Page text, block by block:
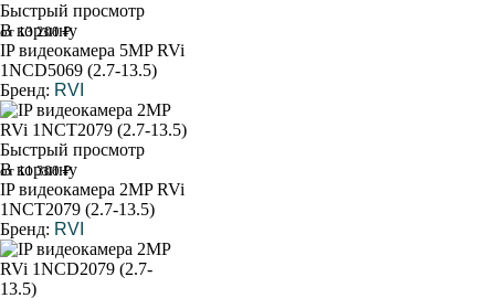
Быстрый просмотр
В корзину
от 13 200 ₽
IP видеокамера 5MP RVi
1NCD5069 (2.7-13.5)
Бренд: RVI
Быстрый просмотр
В корзину
от 11 300 ₽
IP видеокамера 2MP RVi
1NCT2079 (2.7-13.5)
Бренд: RVI